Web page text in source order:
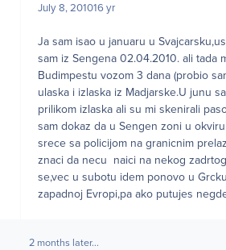
July 8, 201016 yr
Ja sam isao u januaru u
sam iz Sengena 02.04.2010. ali tada
Budimpestu vozom 3 dana (probio
ulaska i izlaska iz Madjarske.U junu
prilikom izlaska ali su mi skenirali
sam dokaz da u Sengen zoni u
srece sa policijom na granicnim
znaci da necu naici na nekog
se,vec u subotu idem ponovo u
zapadnoj Evropi,pa ako putujes
2 months later...